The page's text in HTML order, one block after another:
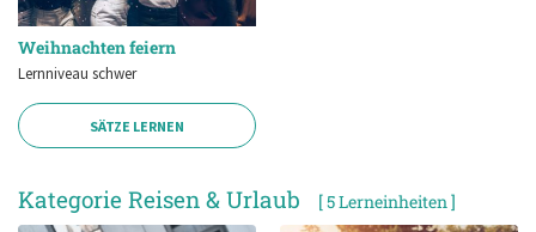
Weihnachten feiern
Lernniveau schwer
SÄTZE LERNEN
Kategorie Reisen & Urlaub [ 5 Lerneinheiten ]